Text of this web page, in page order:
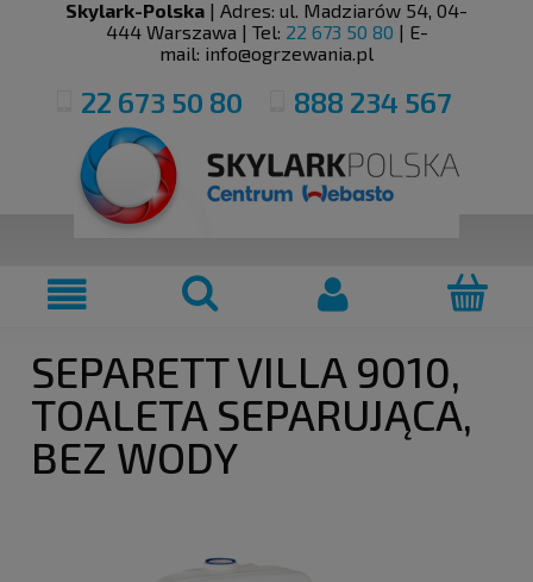
Skylark-Polska | Adres: ul. Madziarów 54, 04-
444 Warszawa | Tel: 22 673 50 80 | E-
mail: info@ogrzewania.pl
22 673 50 80 888 234 567
SEPARETT VILLA 9010,
TOALETA SEPARUJĄCA,
BEZ WODY